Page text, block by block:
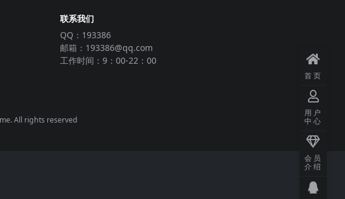
联系我们
QQ：193386
邮箱：193386@qq.com
工作时间：9：00-22：00
All rights reserved
首页
用户
中心
会员
介绍